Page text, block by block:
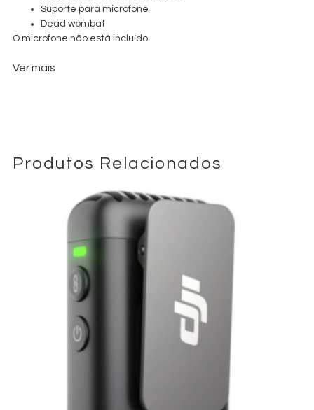
Suporte para microfone
Dead wombat
O microfone não está incluído.
Ver mais
Produtos Relacionados